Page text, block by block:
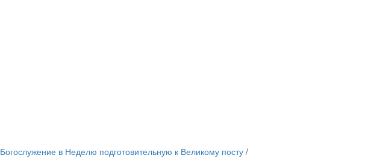
Богослужение в Неделю подготовительную к Великому посту/